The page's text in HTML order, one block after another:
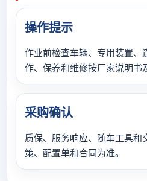
操作提示
作业前检查车辆、专用装置、
作、保养和维修按厂家说明书
采购确认
质保、服务响应、随车工具和
策、配置单和合同为准。